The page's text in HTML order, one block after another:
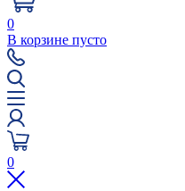
0
В корзине пусто
0